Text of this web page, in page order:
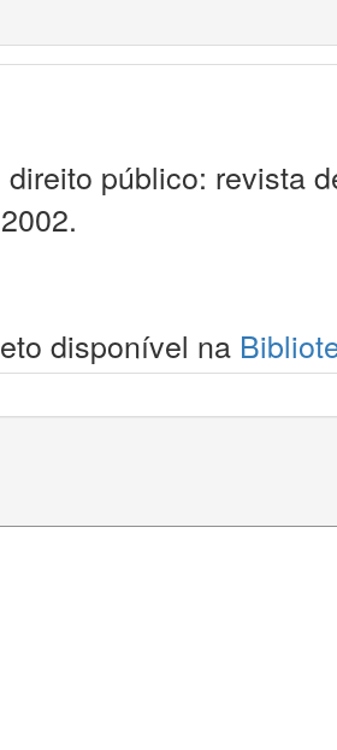
direito público: revista
disponível na